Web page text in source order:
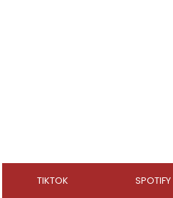
TIKTOK SPOTIFY